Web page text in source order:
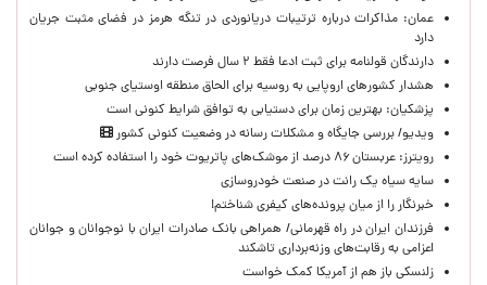
عمان: مذاکرات درباره ترتیبات دریانوردی در تنگه هرمز در فضای مثبت جریان
دارد
دارندگان قولنامه برای ثبت ادعا فقط ۲ سال فرصت دارند
هشدار کشورهای اروپایی به روسیه برای الحاق منطقه اوستیای جنوبی
پزشکیان‌: بهترین زمان برای دستیابی به توافق شرایط کنونی است
ویدیو/ بررسی جایگاه و مشکلات رسانه در وضعیت کنونی کشور
رویترز: عربستان ۸۶ درصد از موشک‌های پاتریوت خود را استفاده کرده است
سایه سیاه یک رانت در صنعت خودروسازی
خبرنگار را از میان پرونده‌های کیفری شناختم!
​فرزندان ایران در راه قهرمانی/ همراهی بانک صادرات ایران با نوجوانان و جوانان
اعزامی به رقابت‌های وزنه‌برداری تاشکند
زلنسکی باز هم از آمریکا کمک خواست